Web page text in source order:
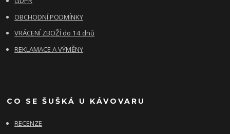
OBCHODNÍ PODMÍNKY
VRÁCENÍ ZBOŽÍ do 14 dnů
REKLAMACE A VÝMĚNY
CO SE ŠUŠKÁ U KÁVOVARU
RECENZE